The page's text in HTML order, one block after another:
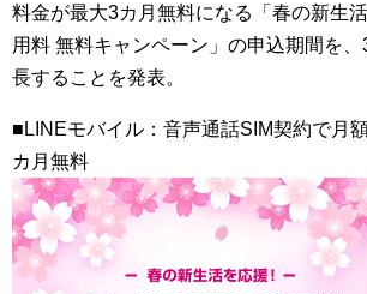
料金が最大3カ月無料になる「春の新生
用料 無料キャンペーン」の申込期間を
長することを発表。
■LINEモバイル：音声通話SIM契約で月
カ月無料